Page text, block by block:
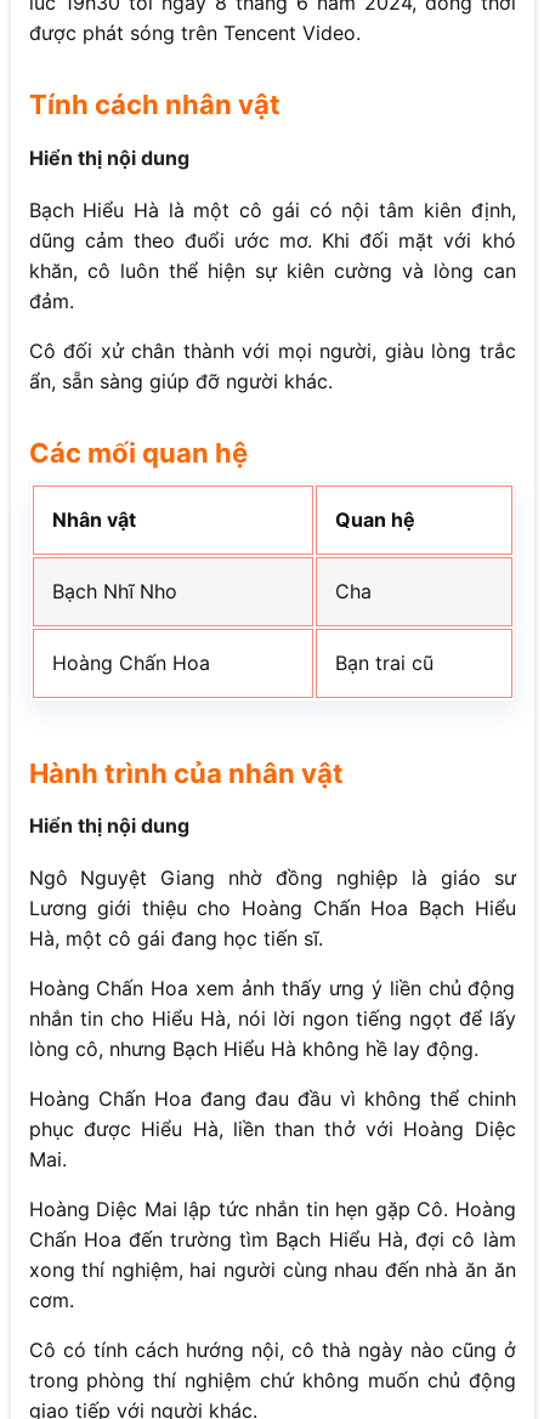
được phát sóng trên Tencent Video.
Tính cách nhân vật
Hiển thị nội dung
Bạch Hiểu Hà là một cô gái có nội tâm kiên định,
dũng cảm theo đuổi ước mơ. Khi đối mặt với khó
khăn, cô luôn thể hiện sự kiên cường và lòng can
đảm.
Cô đối xử chân thành với mọi người, giàu lòng trắc
ẩn, sẵn sàng giúp đỡ người khác.
Các mối quan hệ
Nhân vật Quan hệ
Bạch Nhĩ Nho Cha
Hoàng Chấn Hoa Bạn trai cũ
Hành trình của nhân vật
Hiển thị nội dung
Ngô Nguyệt Giang nhờ đồng nghiệp là giáo sư
Lương giới thiệu cho Hoàng Chấn Hoa Bạch Hiểu
Hà, một cô gái đang học tiến sĩ.
Hoàng Chấn Hoa xem ảnh thấy ưng ý liền chủ động
nhắn tin cho Hiểu Hà, nói lời ngon tiếng ngọt để lấy
lòng cô, nhưng Bạch Hiểu Hà không hề lay động.
Hoàng Chấn Hoa đang đau đầu vì không thể chinh
phục được Hiểu Hà, liền than thở với Hoàng Diệc
Mai.
Hoàng Diệc Mai lập tức nhắn tin hẹn gặp Cô. Hoàng
Chấn Hoa đến trường tìm Bạch Hiểu Hà, đợi cô làm
xong thí nghiệm, hai người cùng nhau đến nhà ăn ăn
cơm.
Cô có tính cách hướng nội, cô thà ngày nào cũng ở
trong phòng thí nghiệm chứ không muốn chủ động
giao tiếp với người khác.